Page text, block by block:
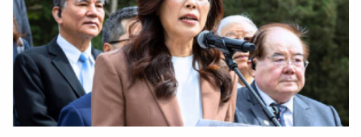
家會議資訊公開程度，也曾受到外界質疑，呼籲陳時中再次
向社會說明。
著討論熱度越炒越熱，期間不少議員、名嘴也陸續加入「祭
品文」行列，雞排、珍奶一路加碼，最後意外演變成大型兌
現現場。馬千惠透露，這是自己第一次加入「祭品文賭
注」，沒想到一次就成真，讓她笑稱「真的太意外了」，過
去她在節目中也見過許多來賓發祭品文，但最後都因沒有成
真而不了了之。馬千惠透露自己私下其實不喝珍珠奶茶，這